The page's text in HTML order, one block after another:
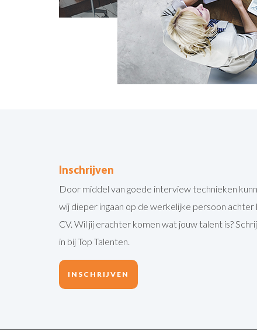
Inschrijven
Door middel van goede interview technieken
wij dieper ingaan op de werkelijke persoon achter
CV. Wil jij erachter komen wat jouw talent is?
in bij Top Talenten.
INSCHRIJVEN